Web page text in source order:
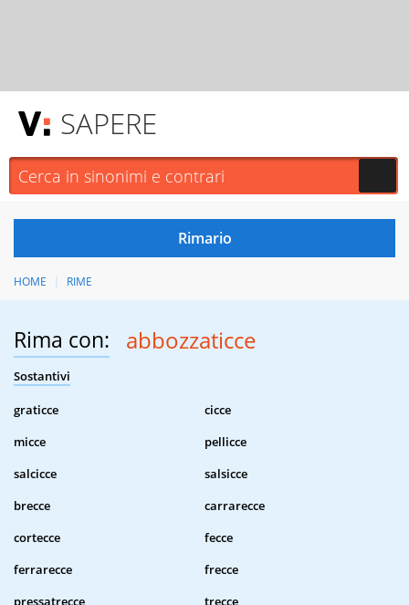
SAPERE
HOME RIME
Rima con: abbozzaticce
Sostantivi
graticce
cicce
micce
pellicce
salcicce
salsicce
brecce
carrarecce
cortecce
fecce
ferrarecce
frecce
pressatrecce
trecce